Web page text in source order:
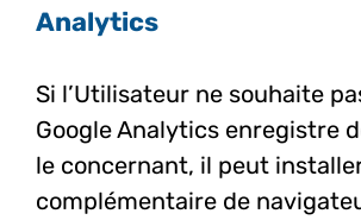
Analytics
Si l’Utilisateur ne souhaite
Google Analytics enregistre
le concernant, il peut
complémentaire de